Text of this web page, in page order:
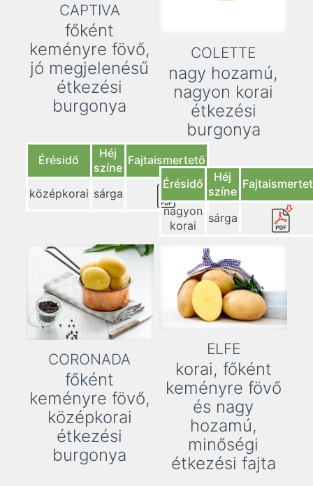
CAPTIVA
főként
keményre fövő,
jó megjelenésű
étkezési
burgonya
Érésidő
Héj
színe
Fajtaismertető
középkorai sárga
COLETTE
nagy hozamú,
nagyon korai
étkezési
burgonya
Érésidő
Héj
színe
nagyon
korai
sárga
CORONADA
főként
keményre fövő,
középkorai
étkezési
burgonya
ELFE
korai, főként
keményre fövő
és nagy
hozamú,
minőségi
étkezési fajta